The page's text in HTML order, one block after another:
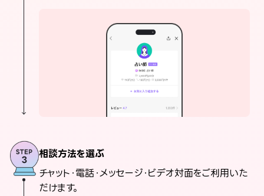
相談方法を選ぶ
チャット・電話・メッセージ・ビデオ対面をご利用いた
だけます。